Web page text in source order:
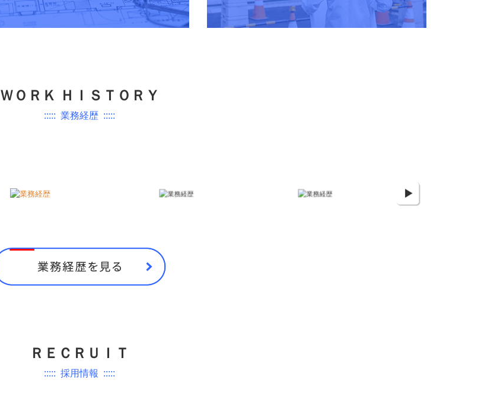
ＷＯＲＫ ＨＩＳＴＯＲＹ
::::: 業務経歴 :::::
ＲＥＣＲＵＩＴ
::::: 採用情報 :::::